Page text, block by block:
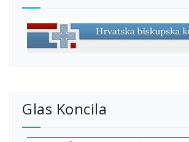
Glas Koncila